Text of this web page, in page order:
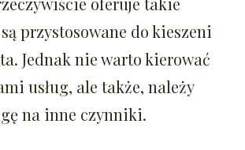
przystosowane do kieszeni
Jednak nie warto kierować
usług, ale także, należy
na inne czynniki.